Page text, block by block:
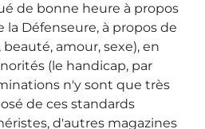
de bonne heure à propos
la Défenseure, à propos de
amour, sexe), en
(le handicap, par
n'y sont que très
de ces standards
d'autres magazines